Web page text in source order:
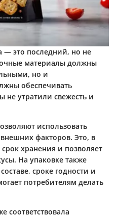
— это последний, но не
материалы должны
но и
обеспечивать
не утратили свежесть и
использовать
факторов. Это, в
хранения и позволяет
На упаковке также
сроке годности и
потребителям делать
соответствовала